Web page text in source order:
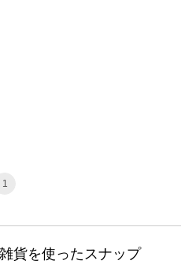
1
貨を使ったスナップ